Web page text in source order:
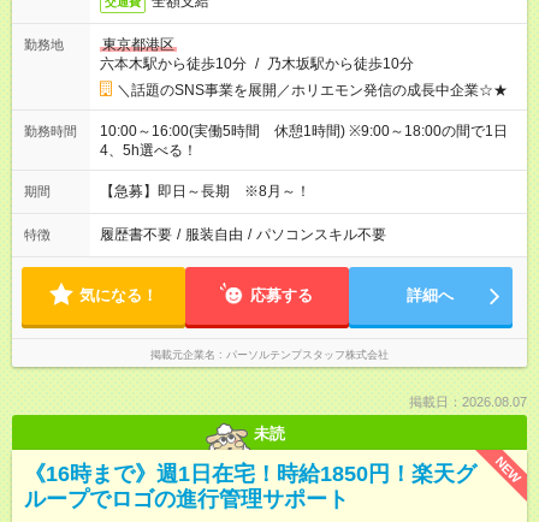
勤務地
東京都港区
六本木駅から徒歩10分 / 乃木坂駅から徒歩10分
＼話題のSNS事業を展開／ホリエモン発信の成長中企業☆★
勤務時間
10:00～16:00(実働5時間 休憩1時間) ※9:00～18:00の間で1日
4、5h選べる！
期間 【急募】即日～長期 ※8月～！
特徴 履歴書不要 / 服装自由 / パソコンスキル不要
気になる！ 応募する 詳細へ
掲載元企業名 パーソルテンプスタッフ株式会社
掲載日：2026.08.07
未読
NEW
《16時まで》週1日在宅！時給1850円！楽天グ
ループでロゴの進行管理サポート